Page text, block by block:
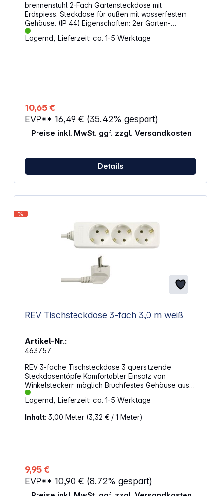
brennenstuhl 2-Fach Gartensteckdose mit
Erdspiess. Steckdose für außen mit wasserfestem
Gehäuse. (IP 44) Eigenschaften: 2er Garten-
Steckdose mit Erdspieß für den Einsatz im Freien
1,4m Kabellänge Outdoor-Steckdosenleiste für den
Mit selbstschließenden Klappdeckeln Neopren-
Lagernd, Lieferzeit: ca. 1-5 Werktage
10,65 €
EVP** 16,49 € (35.42% gespart)
Preise inkl. MwSt. ggf. zzgl. Versandkosten
Details
%
REV Tischsteckdose 3-fach 3,0 m weiß
Artikel-Nr.:
463757
REV 3-fache Tischsteckdose 3 quersitzende
Steckdosentöpfe Komfortabler Einsatz von
Winkelsteckern möglich Bruchfestes Gehäuse aus
Spezialkunststoff Mit beleuchtetem Kontrollschalter
Ergonomisch gestalteter Schutzkontaktstecker
250 V~, 3500 Watt Farbe: weiß
Lagernd, Lieferzeit: ca. 1-5 Werktage
Inhalt: 3,00 Meter (3,32 € / 1 Meter)
9,95 €
EVP** 10,90 € (8.72% gespart)